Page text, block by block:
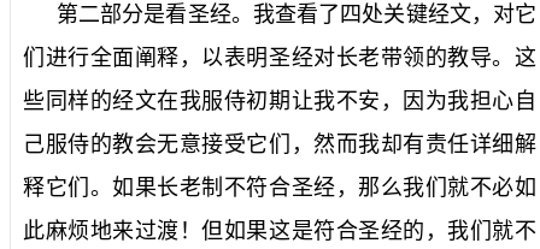
第二部分是看圣经。我查看了四处关键经文，对它
们进行全面阐释，以表明圣经对长老带领的教导。这
些同样的经文在我服侍初期让我不安，因为我担心自
己服侍的教会无意接受它们，然而我却有责任详细解
释它们。如果长老制不符合圣经，那么我们就不必如
此麻烦地来过渡！但如果这是符合圣经的，我们就不